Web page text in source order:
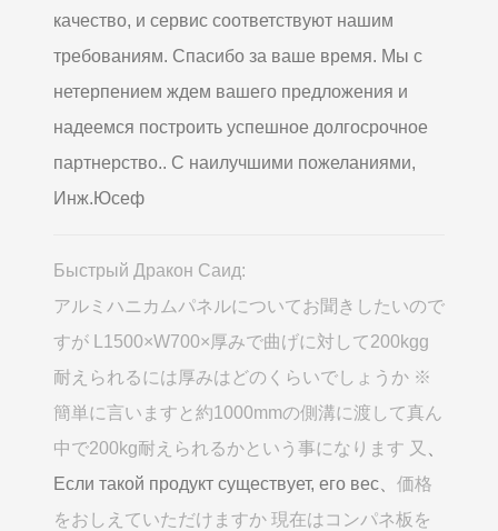
качество, и сервис соответствуют нашим
требованиям. Спасибо за ваше время. Мы с
нетерпением ждем вашего предложения и
надеемся построить успешное долгосрочное
партнерство.. С наилучшими пожеланиями,
Инж.Юсеф
Быстрый Дракон Саид:
アルミハニカムパネルについてお聞きしたいので
すが L1500×W700×厚みで曲げに対して200kgg
耐えられるには厚みはどのくらいでしょうか ※
簡単に言いますと約1000mmの側溝に渡して真ん
中で200kg耐えられるかという事になります 又
Если такой продукт существует, его вес、 価格
をおしえていただけますか 現在はコンパネ板を